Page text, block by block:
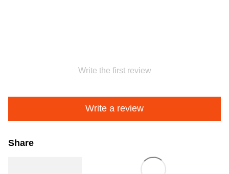
Write the first review
Write a review
Share